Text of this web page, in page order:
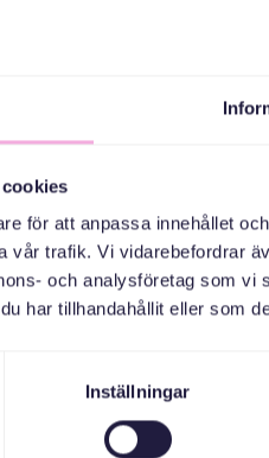
för att anpassa innehållet
vår trafik. Vi vidarebefordrar
och analysföretag som
har tillhandahållit eller som
Inställningar
pushup from the floor
är lite stel eller om man är
sig! Efteråt har vi tid att
to 2 years old, as well as